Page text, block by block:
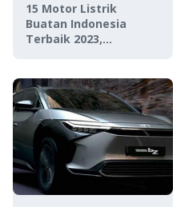
15 Motor Listrik
Buatan Indonesia
Terbaik 2023,